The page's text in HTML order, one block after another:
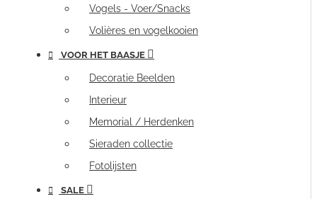
Vogels - Voer/Snacks
Volières en vogelkooien
VOOR HET BAASJE
Decoratie Beelden
Interieur
Memorial / Herdenken
Sieraden collectie
Fotolijsten
SALE